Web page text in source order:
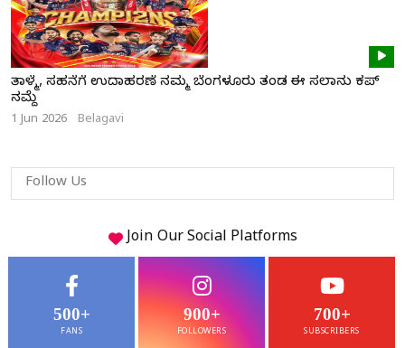
ತಾಳ್ಮೆ, ಸಹನೆಗೆ ಉದಾಹರಣೆ ನಮ್ಮ ಬೆಂಗಳೂರು ತಂಡ ಈ ಸಲಾನು ಕಪ್
ನಮ್ದೆ
1 Jun 2026 Belagavi
Follow Us
Join Our Social Platforms
500+
FANS
900+
FOLLOWERS
700+
SUBSCRIBERS